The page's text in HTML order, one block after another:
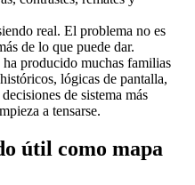
real. El problema no es
de lo que puede dar.
producido muchas familias
lógicas de pantalla,
de sistema más
a tensarse.
útil como mapa